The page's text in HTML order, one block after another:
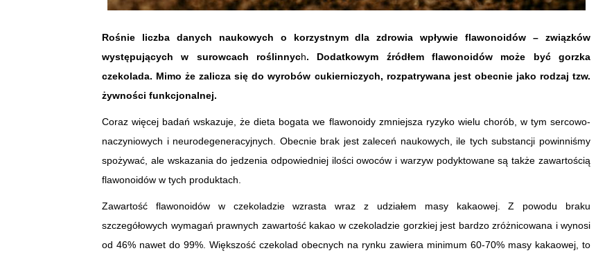
Rośnie liczba danych naukowych o korzystnym dla zdrowia wpływie flawonoidów – związków
występujących w surowcach roślinnych. Dodatkowym źródłem flawonoidów może być gorzka
czekolada. Mimo że zalicza się do wyrobów cukierniczych, rozpatrywana jest obecnie jako rodzaj tzw.
żywności funkcjonalnej.
Coraz więcej badań wskazuje, że dieta bogata we flawonoidy zmniejsza ryzyko wielu chorób, w tym sercowo-
naczyniowych i neurodegeneracyjnych. Obecnie brak jest zaleceń naukowych, ile tych substancji powinniśmy
spożywać, ale wskazania do jedzenia odpowiedniej ilości owoców i warzyw podyktowane są także zawartością
flawonoidów w tych produktach.
Zawartość flawonoidów w czekoladzie wzrasta wraz z udziałem masy kakaowej. Z powodu braku
szczegółowych wymagań prawnych zawartość kakao w czekoladzie gorzkiej jest bardzo zróżnicowana i wynosi
od 46% nawet do 99%. Większość czekolad obecnych na rynku zawiera minimum 60-70% masy kakaowej, to